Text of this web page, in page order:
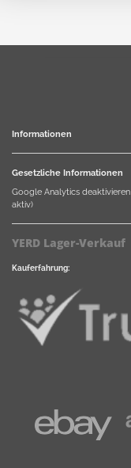
Informationen
Gesetzliche Informationen
Google Analytics deaktivieren
aktiv)
YERD Lager-Verkauf
Kauferfahrung: